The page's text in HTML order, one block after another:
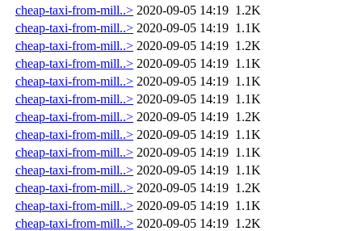
cheap-taxi-from-mill..> 2020-09-05 14:19 1.2K
cheap-taxi-from-mill..> 2020-09-05 14:19 1.1K
cheap-taxi-from-mill..> 2020-09-05 14:19 1.2K
cheap-taxi-from-mill..> 2020-09-05 14:19 1.1K
cheap-taxi-from-mill..> 2020-09-05 14:19 1.1K
cheap-taxi-from-mill..> 2020-09-05 14:19 1.1K
cheap-taxi-from-mill..> 2020-09-05 14:19 1.2K
cheap-taxi-from-mill..> 2020-09-05 14:19 1.1K
cheap-taxi-from-mill..> 2020-09-05 14:19 1.1K
cheap-taxi-from-mill..> 2020-09-05 14:19 1.1K
cheap-taxi-from-mill..> 2020-09-05 14:19 1.2K
cheap-taxi-from-mill..> 2020-09-05 14:19 1.1K
cheap-taxi-from-mill..> 2020-09-05 14:19 1.2K